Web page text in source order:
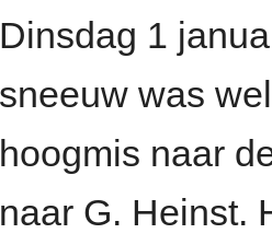
Dinsdag 1
sneeuw was
hoogmis naar
naar G. Heinst.